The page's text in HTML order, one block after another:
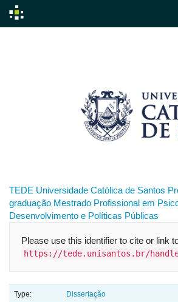
TEDE Universidade Católica de Santos
graduação Mestrado Profissional em
Desenvolvimento e Políticas Públicas
Please use this identifier to cite or link
https://tede.unisantos.br/
Type: Dissertação